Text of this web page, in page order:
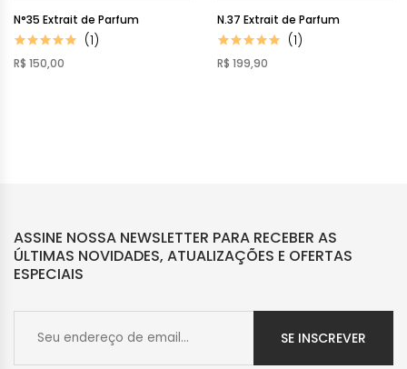
N°35 Extrait de Parfum
(1)
R$ 150,00
N.37 Extrait de Parfum
(1)
R$ 199,90
ASSINE NOSSA NEWSLETTER PARA RECEBER AS
ÚLTIMAS NOVIDADES, ATUALIZAÇÕES E OFERTAS
ESPECIAIS
SE INSCREVER